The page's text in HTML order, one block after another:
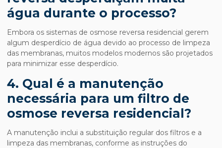
água durante o processo?
Embora os sistemas de osmose reversa residencial gerem
algum desperdício de água devido ao processo de limpeza
das membranas, muitos modelos modernos são projetados
para minimizar esse desperdício.
4. Qual é a manutenção
necessária para um filtro de
osmose reversa residencial?
A manutenção inclui a substituição regular dos filtros e a
limpeza das membranas, conforme as instruções do